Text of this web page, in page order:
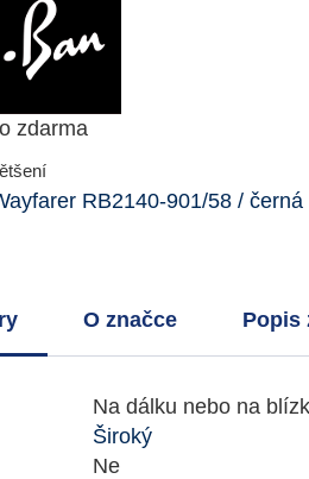
zdarma
O značce Popis
Na dálku nebo na
Široký
Ne